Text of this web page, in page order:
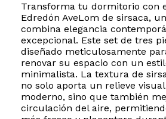
Transforma tu dormitorio con
Edredón AveLom de sirsaca,
combina elegancia
excepcional. Este set de tres
diseñado meticulosamente
renovar su espacio con un
minimalista. La textura de
no solo aporta un relieve
moderno, sino que también
circulación del aire,